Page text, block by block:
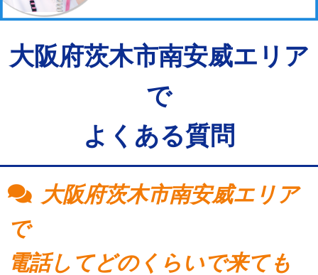
大阪府茨木市南安威エリア
で
よくある質問
大阪府茨木市南安威エリア
で
電話してどのくらいで来ても